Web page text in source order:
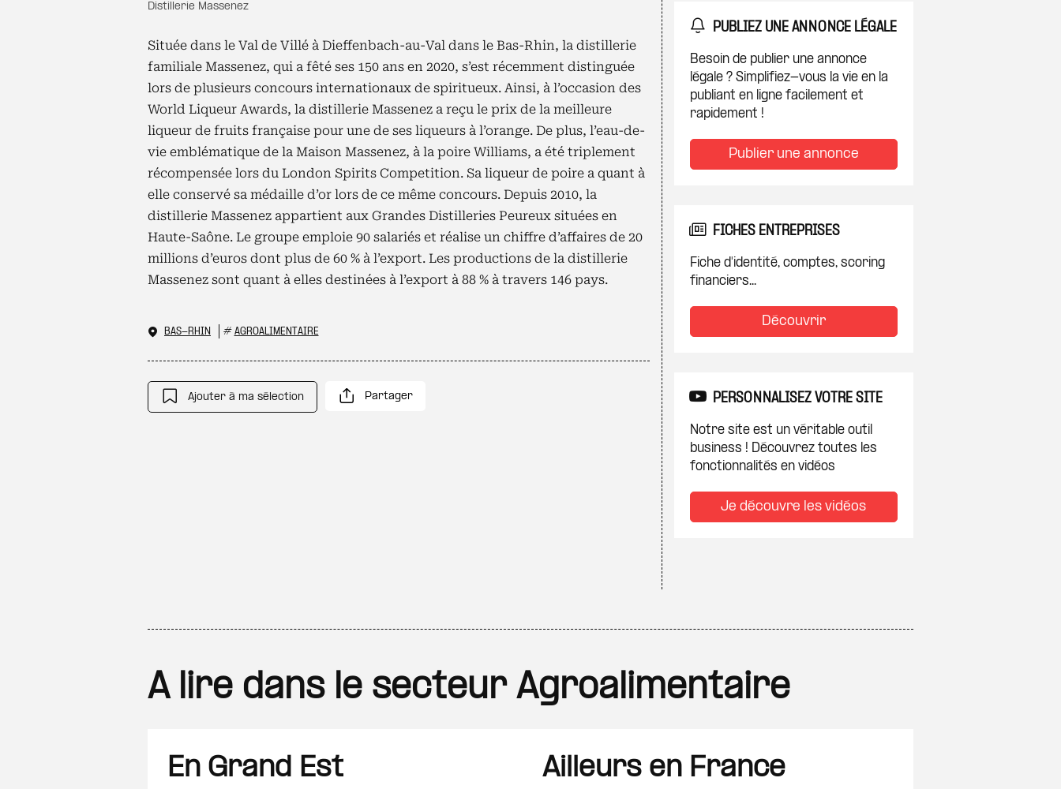
Distillerie Massenez
Située dans le Val de Villé à Dieffenbach-au-Val dans le Bas-Rhin, la distillerie
familiale Massenez, qui a fêté ses 150 ans en 2020, s’est récemment distinguée
lors de plusieurs concours internationaux de spiritueux. Ainsi, à l’occasion des
World Liqueur Awards, la distillerie Massenez a reçu le prix de la meilleure
liqueur de fruits française pour une de ses liqueurs à l’orange. De plus, l’eau-de-
vie emblématique de la Maison Massenez, à la poire Williams, a été triplement
récompensée lors du London Spirits Competition. Sa liqueur de poire a quant à
elle conservé sa médaille d’or lors de ce même concours. Depuis 2010, la
distillerie Massenez appartient aux Grandes Distilleries Peureux situées en
Haute-Saône. Le groupe emploie 90 salariés et réalise un chiffre d’affaires de 20
millions d’euros dont plus de 60 % à l’export. Les productions de la distillerie
Massenez sont quant à elles destinées à l’export à 88 % à travers 146 pays.
BAS-RHIN # AGROALIMENTAIRE
Ajouter à ma sélection Partager
PUBLIEZ UNE ANNONCE LÉGALE
Besoin de publier une annonce
légale ? Simplifiez-vous la vie en la
publiant en ligne facilement et
rapidement !
Publier une annonce
FICHES ENTREPRISES
Fiche d'identité, comptes, scoring
financiers...
Découvrir
PERSONNALISEZ VOTRE SITE
Notre site est un véritable outil
business ! Découvrez toutes les
fonctionnalités en vidéos
Je découvre les vidéos
A lire dans le secteur Agroalimentaire
En Grand Est Ailleurs en France